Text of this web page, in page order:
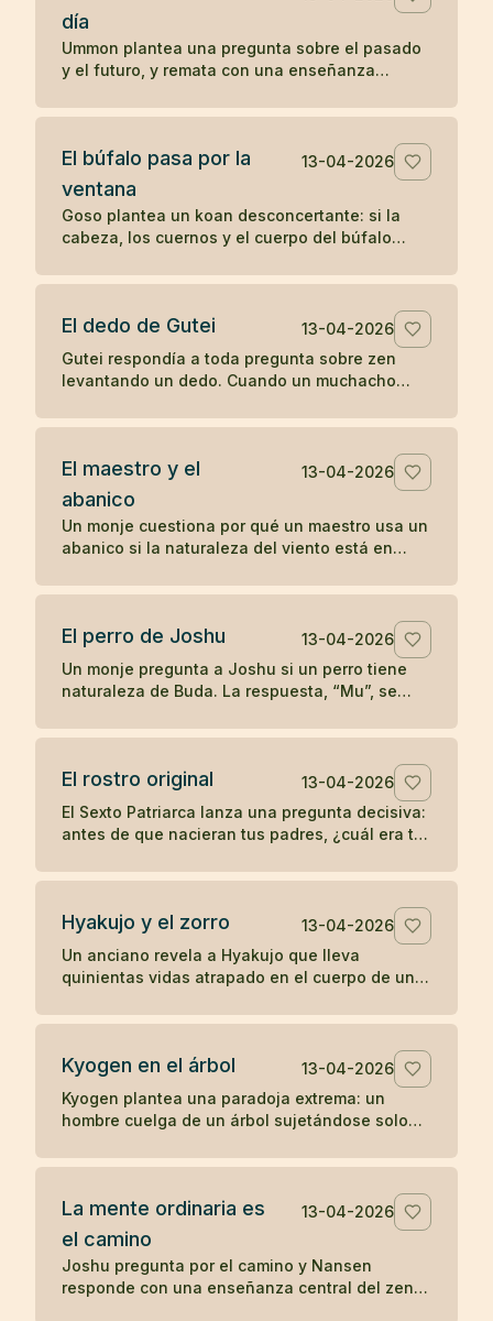
día
Ummon plantea una pregunta sobre el pasado
y el futuro, y remata con una enseñanza
El búfalo pasa por la
ventana
13-04-2026
Goso plantea un koan desconcertante: si la
cabeza, los cuernos y el cuerpo del búfalo
cola?
El dedo de Gutei
13-04-2026
Gutei respondía a toda pregunta sobre zen
levantando un dedo. Cuando un muchacho
enseñanza radical sobre la comprensión
El maestro y el
abanico
13-04-2026
Un monje cuestiona por qué un maestro usa un
abanico si la naturaleza del viento está en
cotidiano en enseñanza zen.
El perro de Joshu
13-04-2026
Un monje pregunta a Joshu si un perro tiene
naturaleza de Buda. La respuesta, “Mu”, se
de la tradición zen.
El rostro original
13-04-2026
El Sexto Patriarca lanza una pregunta decisiva:
antes de que nacieran tus padres, ¿cuál era tu
percepción directa.
Hyakujo y el zorro
13-04-2026
Un anciano revela a Hyakujo que lleva
quinientas vidas atrapado en el cuerpo de un
causa y efecto. Un koan clásico sobre karma y
Kyogen en el árbol
13-04-2026
Kyogen plantea una paradoja extrema: un
hombre cuelga de un árbol sujetándose solo
sentido del zen. Un koan sobre respuesta y
La mente ordinaria es
el camino
13-04-2026
Joshu pregunta por el camino y Nansen
responde con una enseñanza central del zen: